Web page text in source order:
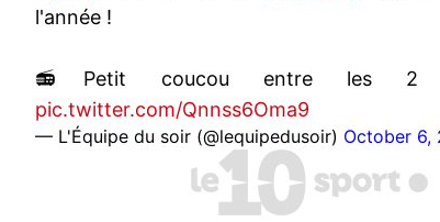
l'année !
📻Petit coucou entre les 2
pic.twitter.com/Qnnss6Oma9
— L'Équipe du soir (@lequipedusoir) October 6,